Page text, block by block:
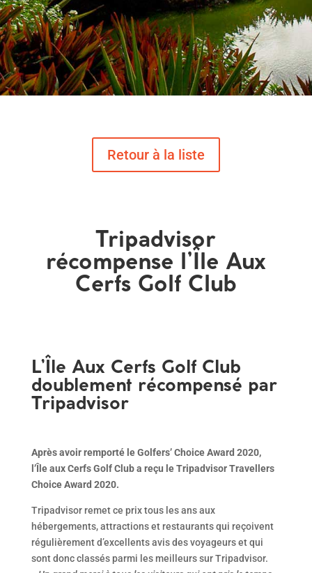
Tripadvisor
récompense l’Île Aux
Cerfs Golf Club
L’Île Aux Cerfs Golf Club
doublement récompensé par
Tripadvisor
Après avoir remporté le Golfers’ Choice Award 2020,
l’Île aux Cerfs Golf Club a reçu le Tripadvisor Travellers
Choice Award 2020.
Tripadvisor remet ce prix tous les ans aux
hébergements, attractions et restaurants qui reçoivent
régulièrement d’excellents avis des voyageurs et qui
sont donc classés parmi les meilleurs sur Tripadvisor.